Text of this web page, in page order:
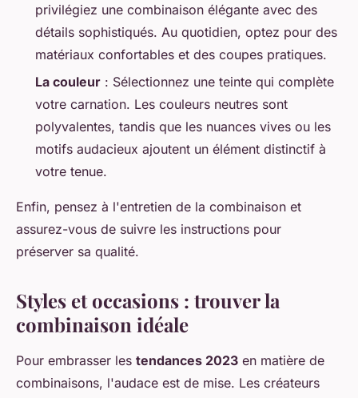
privilégiez une combinaison élégante avec des
détails sophistiqués. Au quotidien, optez pour des
matériaux confortables et des coupes pratiques.
La couleur : Sélectionnez une teinte qui complète
votre carnation. Les couleurs neutres sont
polyvalentes, tandis que les nuances vives ou les
motifs audacieux ajoutent un élément distinctif à
votre tenue.
Enfin, pensez à l'entretien de la combinaison et
assurez-vous de suivre les instructions pour
préserver sa qualité.
Styles et occasions : trouver la
combinaison idéale
Pour embrasser les tendances 2023 en matière de
combinaisons, l'audace est de mise. Les créateurs